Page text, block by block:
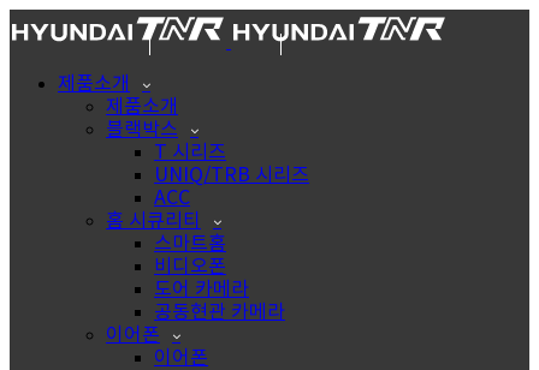
제품소개
제품소개
블랙박스
T 시리즈
UNIQ/TRB 시리즈
ACC
홈 시큐리티
스마트홈
비디오폰
도어 카메라
공동현관 카메라
이어폰
이어폰